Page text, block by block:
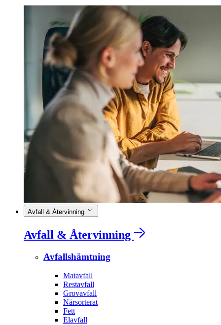
Avfall & Återvinning
Avfall & Återvinning
Avfallshämtning
Matavfall
Restavfall
Grovavfall
Närsorterat
Fett
Elavfall